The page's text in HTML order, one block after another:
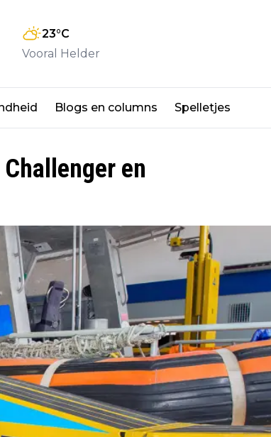
23°C
Vooral Helder
Blogs en columns Spelletjes
en